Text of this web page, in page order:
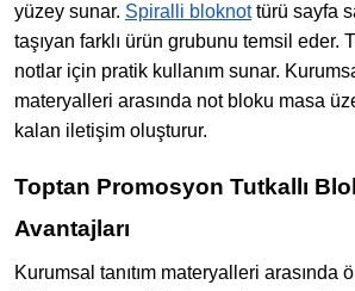
yüzey sunar. Spiralli bloknottürü sayfa
taşıyan farklı ürün grubunu temsil eder.
notlar için pratik kullanım sunar.
materyalleri arasında not bloku masa
kalan iletişim oluşturur.
Toptan Promosyon Tutkallı
Avantajları
Kurumsal tanıtım materyalleri arasında